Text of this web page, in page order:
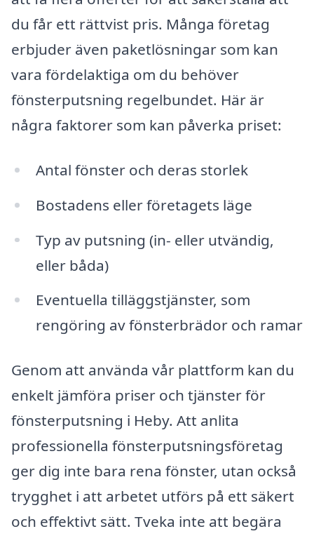
du får ett rättvist pris. Många företag
erbjuder även paketlösningar som kan
vara fördelaktiga om du behöver
fönsterputsning regelbundet. Här är
några faktorer som kan påverka priset:
Antal fönster och deras storlek
Bostadens eller företagets läge
Typ av putsning (in- eller utvändig,
eller båda)
Eventuella tilläggstjänster, som
rengöring av fönsterbrädor och ramar
Genom att använda vår plattform kan du
enkelt jämföra priser och tjänster för
fönsterputsning i Heby. Att anlita
professionella fönsterputsningsföretag
ger dig inte bara rena fönster, utan också
trygghet i att arbetet utförs på ett säkert
och effektivt sätt. Tveka inte att begära